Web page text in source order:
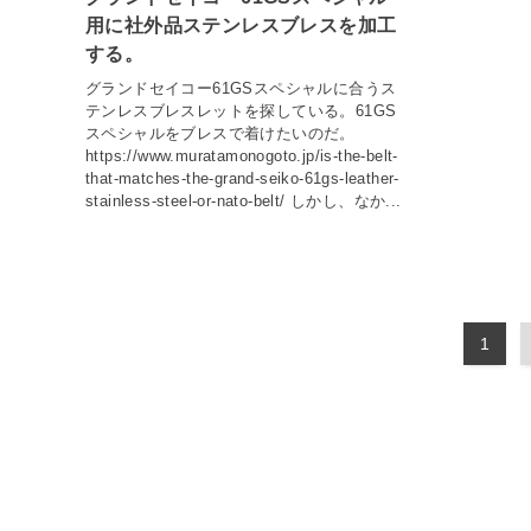
用に社外品ステンレスブレスを加工
する。
グランドセイコー61GSスペシャルに合うス
テンレスブレスレットを探している。61GS
スペシャルをブレスで着けたいのだ。
https://www.muratamonogoto.jp/is-the-belt-
that-matches-the-grand-seiko-61gs-leather-
stainless-steel-or-nato-belt/ しかし、なか...
1